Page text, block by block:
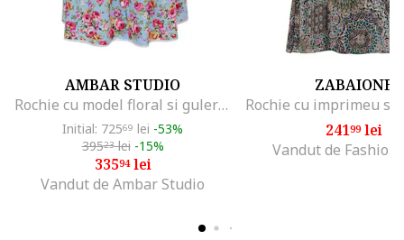
AMBAR STUDIO
Rochie cu model floral si guler Peter Pan Milla, Alb/Roz/Albastru
Initial: 72569 lei -53%
39523lei -15%
33594lei
Vandut de Ambar Studio
ZABAIONE
24199lei
Vandut de Fashion